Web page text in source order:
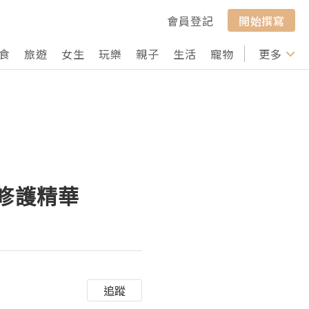
會員登記
開始撰寫
旅遊 女生 玩樂 親子 生活 寵物 行山 打卡
更多
護精華
追蹤